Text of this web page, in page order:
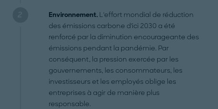
Environnement. L'effort mondial de réduction
des émissions carbone d'ici 2030 a été
renforcé par la diminution encourageante des
émissions pendant la pandémie. Par
conséquent, la pression exercée par les
gouvernements, les consommateurs, les
investisseurs et les employés oblige les
entreprises à agir de manière plus
responsable.